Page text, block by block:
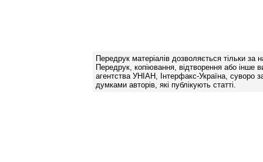
Передрук матеріалів дозволяється тільки за
Передрук, копіювання, відтворення або інше
агентства УНІАН, Інтерфакс-Україна, суворо
думками авторів, які публікують статті.